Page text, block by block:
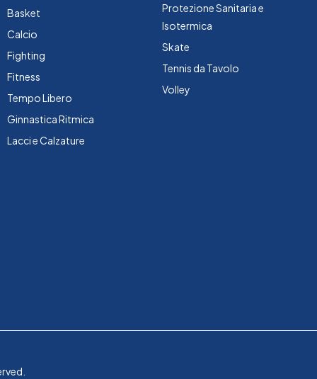
Basket
Calcio
Fighting
Fitness
Tempo Libero
Ginnastica Ritmica
Lacci e Calzature
Protezione Sanitaria e
Isotermica
Skate
Tennis da Tavolo
Volley